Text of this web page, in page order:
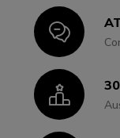
Icon
Icon